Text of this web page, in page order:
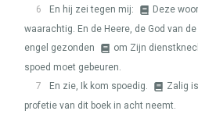
6 En hij zei tegen mij:
Deze
waarachtig. En de Heere, de God van
engel gezonden
om Zijn
spoed moet gebeuren.
7
En zie, Ik kom spoedig.
Zalig
profetie van dit boek in acht neemt.